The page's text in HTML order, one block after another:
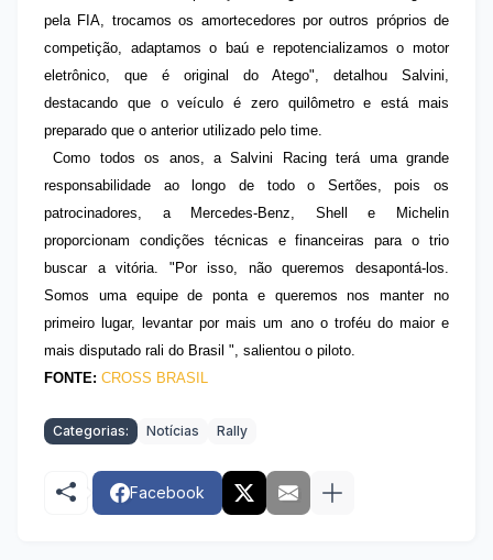
pela FIA, trocamos os amortecedores por outros próprios de
competição, adaptamos o baú e repotencializamos o motor
eletrônico, que é original do Atego", detalhou Salvini,
destacando que o veículo é zero quilômetro e está mais
preparado que o anterior utilizado pelo time.
Como todos os anos, a Salvini Racing terá uma grande
responsabilidade ao longo de todo o Sertões, pois os
patrocinadores, a Mercedes-Benz, Shell e Michelin
proporcionam condições técnicas e financeiras para o trio
buscar a vitória. "Por isso, não queremos desapontá-los.
Somos uma equipe de ponta e queremos nos manter no
primeiro lugar, levantar por mais um ano o troféu do maior e
mais disputado rali do Brasil ", salientou o piloto.
FONTE: CROSS BRASIL
Categorias: Notícias Rally
Facebook